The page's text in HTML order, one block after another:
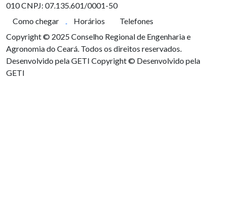
010CNPJ: 07.135.601/0001-50
Como chegar
Horários
Telefones
Copyright © 2025 Conselho Regional de Engenharia e
Agronomia do Ceará. Todos os direitos reservados.
Desenvolvido pela GETI Copyright © Desenvolvido pela
GETI